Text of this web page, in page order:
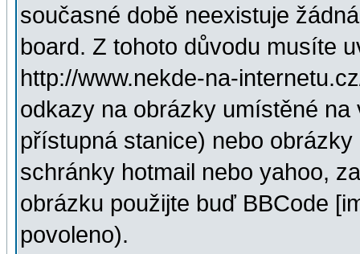
současné době neexistuje
board. Z tohoto důvodu musíte
http://www.nekde-na-
odkazy na obrázky umístěné
přístupná stanice) nebo
schránky hotmail nebo yahoo,
obrázku použijte buď BBCode
povoleno).